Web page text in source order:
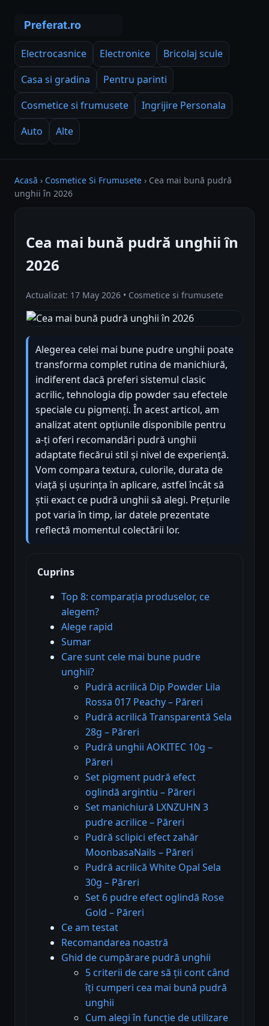
Electrocasnice Electronice
Bricolaj scule
Casa si gradina
Pentru parinti
Cosmetice si frumusete
Ingrijire Personala
Auto
Alte
Acasă › Cosmetice Si Frumusete › Cea mai bună pudră
unghii în 2026
Cea mai bună pudră unghii în
2026
Actualizat: 17 May 2026 • Cosmetice si frumusete
Alegerea celei mai bune pudre unghii poate
transforma complet rutina de manichiură,
indiferent dacă preferi sistemul clasic
acrilic, tehnologia dip powder sau efectele
speciale cu pigmenți. În acest articol, am
analizat atent opțiunile disponibile pentru
a-ți oferi recomandări pudră unghii
adaptate fiecărui stil și nivel de experiență.
Vom compara textura, culorile, durata de
viață și ușurința în aplicare, astfel încât să
știi exact ce pudră unghii să alegi. Prețurile
pot varia în timp, iar datele prezentate
reflectă momentul colectării lor.
Cuprins
Top 8: comparația produselor, ce
alegem?
Alege rapid
Sumar
Care sunt cele mai bune pudre
unghii?
Pudră acrilică Dip Powder Lila
Rossa 017 Peachy – Păreri
Pudră acrilică Transparentă Sela
28g – Păreri
Pudră unghii AOKITEC 10g –
Păreri
Set pigment pudră efect
oglindă argintiu – Păreri
Set manichiură LXNZUHN 3
pudre acrilice – Păreri
Pudră sclipici efect zahăr
MoonbasaNails – Păreri
Pudră acrilică White Opal Sela
30g – Păreri
Set 6 pudre efect oglindă Rose
Gold – Păreri
Ce am testat
Recomandarea noastră
Ghid de cumpărare pudră unghii
5 criterii de care să ții cont când
îți cumperi cea mai bună pudră
unghii
Cum alegi în funcție de utilizare